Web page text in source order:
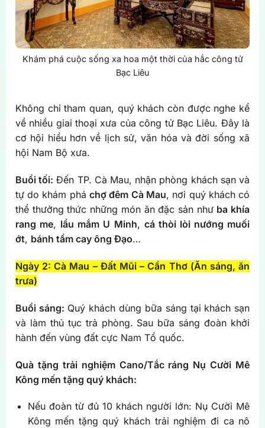
Khám phá cuộc sống xa hoa một thời của hắc công tử
Bạc Liêu
Không chỉ tham quan, quý khách còn được nghe kể
về nhiều giai thoại xưa của công tử Bạc Liêu. Đây là
cơ hội hiểu hơn về lịch sử, văn hóa và đời sống xã
hội Nam Bộ xưa.
Buổi tối: Đến TP. Cà Mau, nhận phòng khách sạn và
tự do khám pháchợ đêm Cà Mau, nơi quý khách có
thể thưởng thức những món ăn đặc sản như ba khía
rang me, lẩu mắm U Minh, cá thòi lòi nướng muối
ớt, bánh tầm cay ông Đạo…
Ngày 2: Cà Mau – Đất Mũi – Cần Thơ (Ăn sáng, ăn
trưa)
Buổi sáng: Quý khách dùng bữa sáng tại khách sạn
và làm thủ tục trả phòng. Sau bữa sáng đoàn khởi
hành đến vùng đất cực Nam Tổ quốc.
Quà tặng trải nghiệm Cano/Tắc ráng Nụ Cười Mê
Kông mến tặng quý khách:
Nếu đoàn từ đủ 10 khách người lớn: Nụ Cười Mê
Kông mến tặng quý khách trải nghiệm đi ca nô